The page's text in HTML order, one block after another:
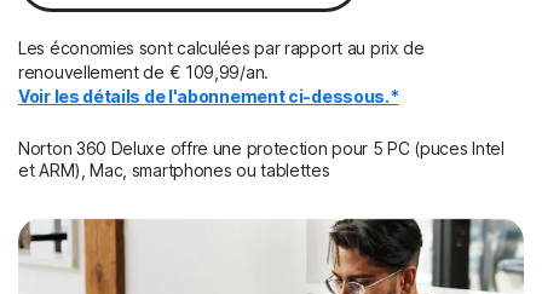
Les économies sont calculées par rapport au prix de
renouvellement de € 109,99/an.
Voir les détails de l'abonnement ci-dessous.*
Norton 360 Deluxe offre une protection pour 5 PC (puces Intel
et ARM), Mac, smartphones ou tablettes